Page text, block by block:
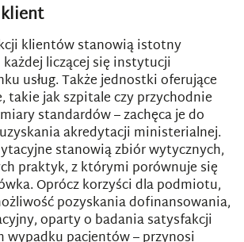
klientów stanowią istotny
liczącej się instytucji
usług. Także jednostki oferujące
takie jak szpitale czy przychodnie
standardów – zachęca je do
akredytacji ministerialnej.
stanowią zbiór wytycznych,
praktyk, z którymi porównuje się
Oprócz korzyści dla podmiotu,
pozyskania dofinansowania,
oparty o badania satysfakcji